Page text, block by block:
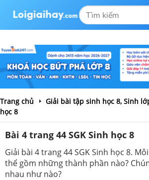
Trang chủ
Giải bài tập sinh học 8, Sinh
học 8
Bài 4 trang 44 SGK Sinh học 8
Giải bài 4 trang 44 SGK Sinh học 8.
thể gồm những thành phần nào?
nhau như nào?